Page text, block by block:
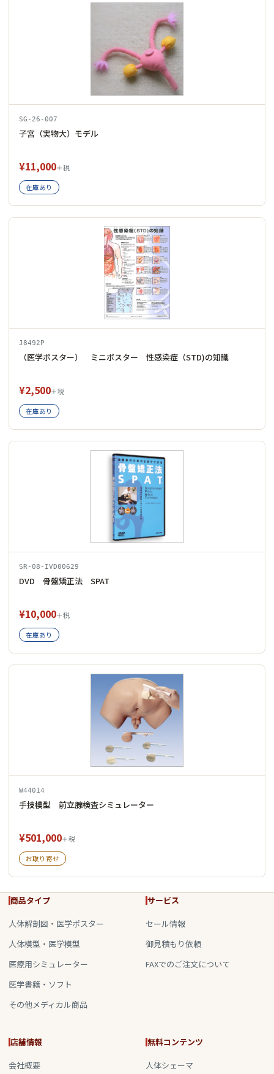
SG-26-007
子宮（実物大）モデル
¥11,000＋税
在庫あり
J8492P
（医学ポスター） ミニポスター 性感染症（STD)の知識
¥2,500＋税
在庫あり
SR-08-IVD00629
DVD 骨盤矯正法 SPAT
¥10,000＋税
在庫あり
W44014
手技模型 前立腺検査シミュレーター
¥501,000＋税
お取り寄せ
商品タイプ
人体解剖図・医学ポスター
人体模型・医学模型
医療用シミュレーター
医学書籍・ソフト
その他メディカル商品
サービス
セール情報
御見積もり依頼
FAXでのご注文について
店舗情報
会社概要
無料コンテンツ
人体シェーマ